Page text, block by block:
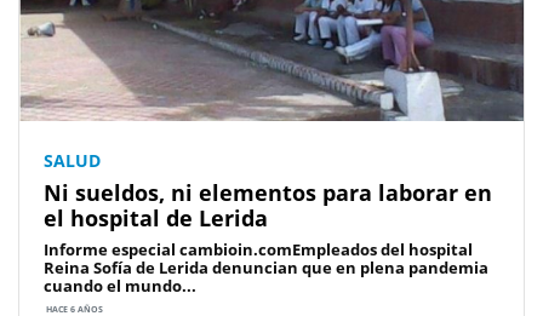
SALUD
Ni sueldos, ni elementos para laborar en
el hospital de Lerida
Informe especial cambioin.comEmpleados del hospital
Reina Sofía de Lerida denuncian que en plena pandemia
cuando el mundo...
HACE 6 AÑOS